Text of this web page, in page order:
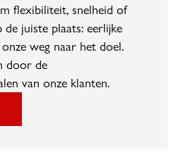
flexibiliteit, snelheid of
juiste plaats: eerlijke
weg naar het doel.
door de
van onze klanten.